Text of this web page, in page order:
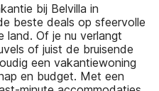
bij Belvilla in
beste deals op sfeervolle
land. Of je nu verlangt
of juist de bruisende
een vakantiewoning
en budget. Met een